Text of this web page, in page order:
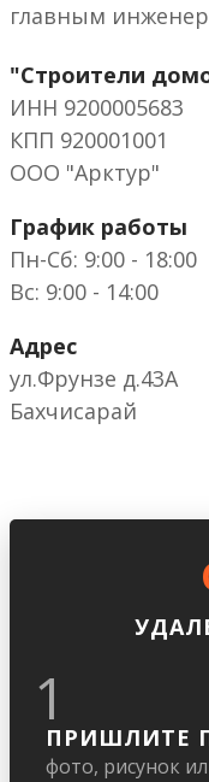
главным
"Строители
ИНН 9200005683
КПП 920001001
ООО "Арктур"
График работы
Пн-Сб: 9:00 - 18:00
Вс: 9:00 - 14:00
Адрес
ул.Фрунзе д.43А
Бахчисарай
1
ПРИШЛИТЕ
фото, рисунок